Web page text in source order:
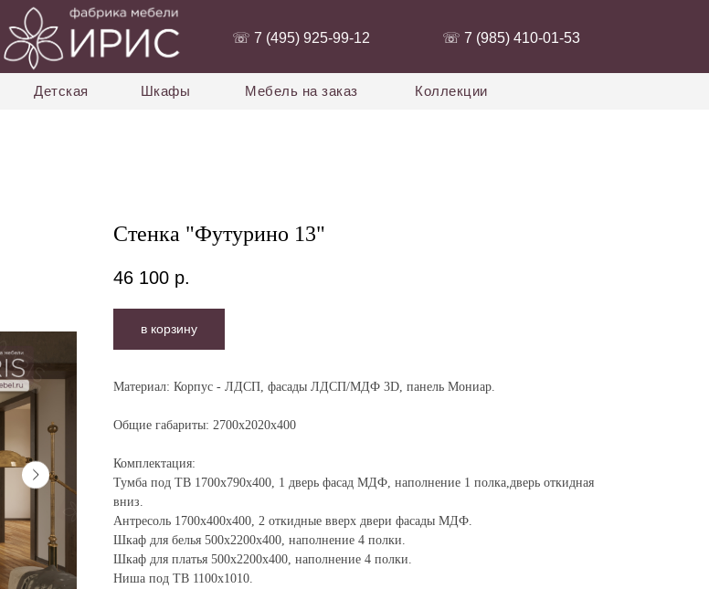
‭☏ 7 (495) 925-99-12‬
Детская Шкафы Мебель на заказ Коллекции
‭☏ 7 (985) 410-01-53‬
Стенка "Футурино 13"
46 100 р.
в корзину
Материал: Корпус - ЛДСП, фасады ЛДСП/МДФ 3D, панель Мониар.
Общие габариты: 2700х2020х400
Комплектация:
Тумба под ТВ 1700х790х400, 1 дверь фасад МДФ, наполнение 1 полка,дверь откидная
вниз.
Антресоль 1700х400х400, 2 откидные вверх двери фасады МДФ.
Шкаф для белья 500х2200х400, наполнение 4 полки.
Шкаф для платья 500х2200х400, наполнение 4 полки.
Ниша под ТВ 1100х1010.